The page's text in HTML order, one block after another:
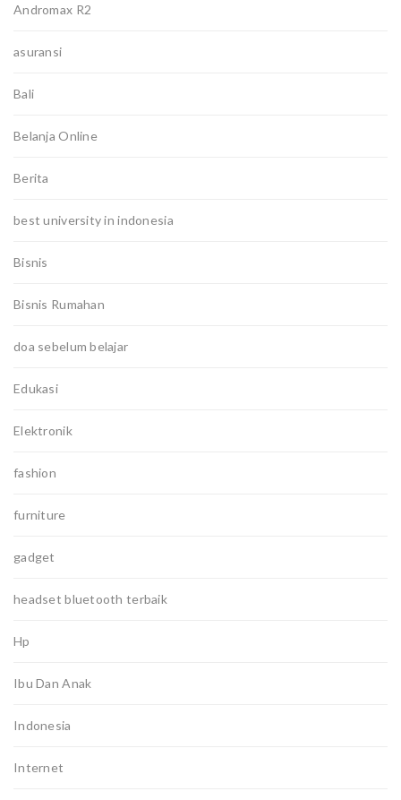
Andromax R2
asuransi
Bali
Belanja Online
Berita
best university in indonesia
Bisnis
Bisnis Rumahan
doa sebelum belajar
Edukasi
Elektronik
fashion
furniture
gadget
headset bluetooth terbaik
Hp
Ibu Dan Anak
Indonesia
Internet